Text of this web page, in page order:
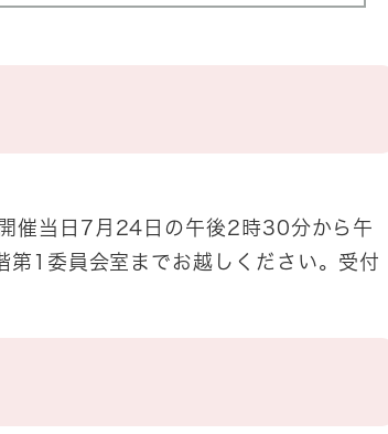
催当日7月24日の午後2時30分から午
1委員会室までお越しください。受付